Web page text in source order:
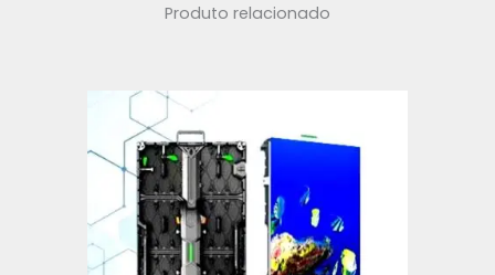
Produto relacionado